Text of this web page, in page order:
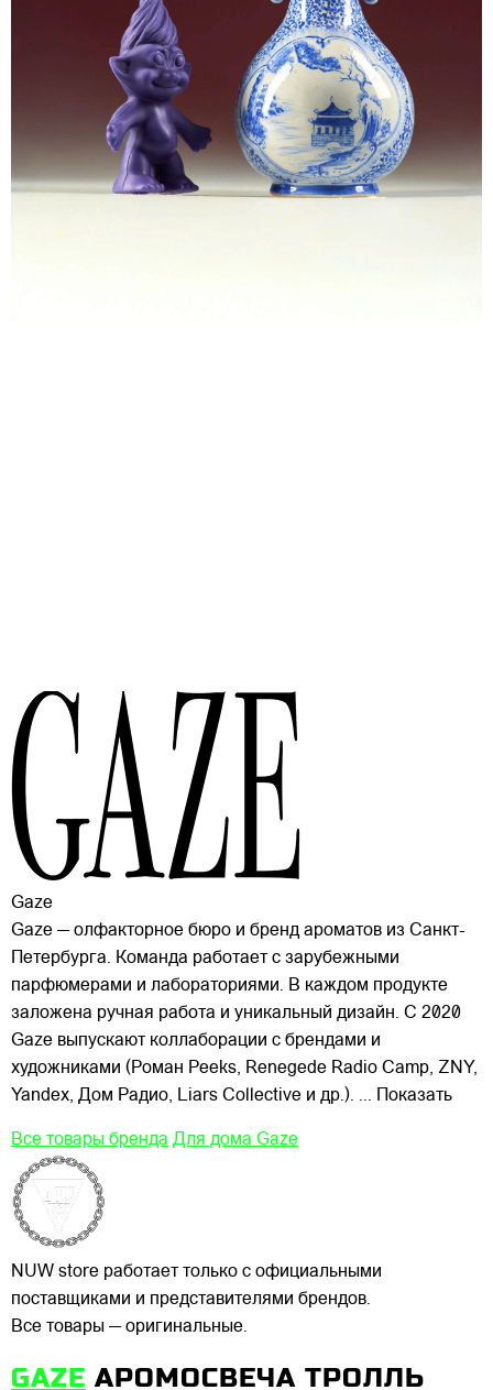
Gaze
Gaze — олфакторное бюро и бренд ароматов из Санкт-
Петербурга. Команда работает с зарубежными
парфюмерами и лабораториями. В каждом продукте
заложена ручная работа и уникальный дизайн. С 2020
Gaze выпускают коллаборации с брендами и
художниками (Роман Peeks, Renegede Radio Camp, ZNY,
Yandex, Дом Радио, Liars Collective и др.). ... Показать
Все товары бренда Для дома Gaze
NUW store работает только с официальными
поставщиками и представителями брендов.
Все товары — оригинальные.
GAZE АРОМОСВЕЧА ТРОЛЛЬ